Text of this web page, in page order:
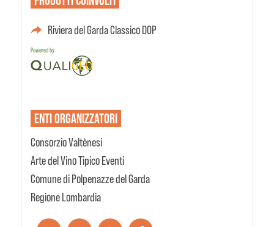
Riviera del Garda Classico DOP
Powered by
ENTIORGANIZZATORI
Consorzio Valtènesi
Arte del Vino Tipico Eventi
Comune di Polpenazze del Garda
Regione Lombardia